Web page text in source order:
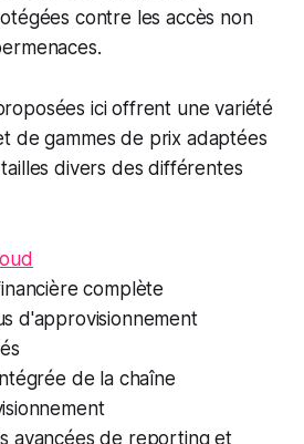
contre les accès non
ici offrent une variété
de gammes de prix adaptées
divers des différentes
complète
d'approvisionnement
de la chaîne
avancées de reporting et